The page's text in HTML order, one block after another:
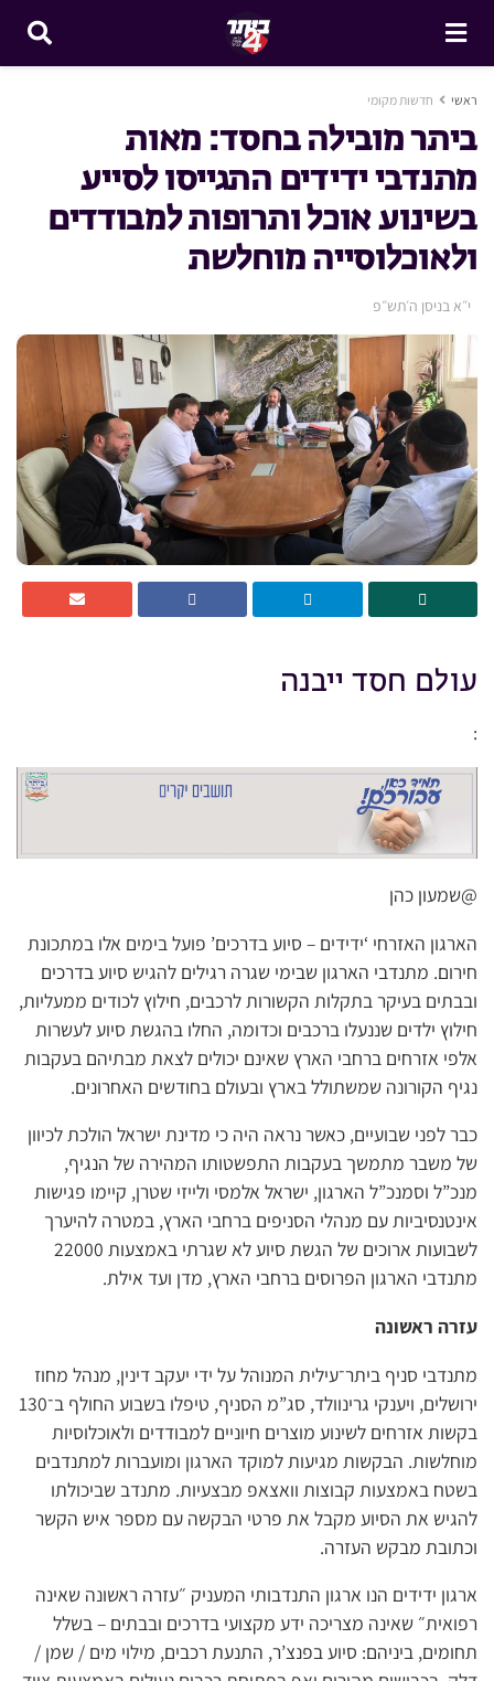
ראשי חדשות מקומי
ביתר מובילה בחסד: מאות
מתנדבי ידידים התגייסו לסייע
בשינוע אוכל ותרופות למבודדים
ולאוכלוסייה מוחלשת
י״א בניסן ה׳תש״פ
עולם חסד ייבנה
:
@שמעון כהן
הארגון האזרחי ‘ידידים – סיוע בדרכים’ פועל בימים אלו במתכונת
חירום. מתנדבי הארגון שבימי שגרה רגילים להגיש סיוע בדרכים
ובבתים בעיקר בתקלות הקשורות לרכבים, חילוץ לכודים ממעליות,
חילוץ ילדים שננעלו ברכבים וכדומה, החלו בהגשת סיוע לעשרות
אלפי אזרחים ברחבי הארץ שאינם יכולים לצאת מבתיהם בעקבות
נגיף הקורונה שמשתולל בארץ ובעולם בחודשים האחרונים.
כבר לפני שבועיים, כאשר נראה היה כי מדינת ישראל הולכת לכיוון
של משבר מתמשך בעקבות התפשטותו המהירה של הנגיף,
מנכ”ל וסמנכ”ל הארגון, ישראל אלמסי ולייזי שטרן, קיימו פגישות
אינטנסיביות עם מנהלי הסניפים ברחבי הארץ, במטרה להיערך
לשבועות ארוכים של הגשת סיוע לא שגרתי באמצעות 22000
מתנדבי הארגון הפרוסים ברחבי הארץ, מדן ועד אילת.
עזרה ראשונה
מתנדבי סניף ביתר־עילית המנוהל על ידי יעקב דינין, מנהל מחוז
ירושלים, ויענקי גרינוולד, סג”מ הסניף, טיפלו בשבוע החולף ב־130
בקשות אזרחים לשינוע מוצרים חיוניים למבודדים ולאוכלוסיות
מוחלשות. הבקשות מגיעות למוקד הארגון ומועברות למתנדבים
בשטח באמצעות קבוצות וואצאפ מבצעיות. מתנדב שביכולתו
להגיש את הסיוע מקבל את פרטי הבקשה עם מספר איש הקשר
וכתובת מבקש העזרה.
ארגון ידידים הנו ארגון התנדבותי המעניק ״עזרה ראשונה שאינה
רפואית״ שאינה מצריכה ידע מקצועי בדרכים ובבתים – בשלל
תחומים, ביניהם: סיוע בפנצ’ר, התנעת רכבים, מילוי מים / שמן /